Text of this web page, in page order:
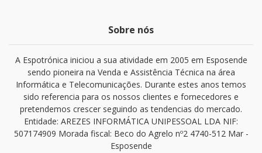
Sobre nós
A Espotrónica iniciou a sua atividade em 2005 em Esposende
sendo pioneira na Venda e Assistência Técnica na área
Informática e Telecomunicações. Durante estes anos temos
sido referencia para os nossos clientes e fornecedores e
pretendemos crescer seguindo as tendencias do mercado.
Entidade: AREZES INFORMÁTICA UNIPESSOAL LDA NIF:
507174909 Morada fiscal: Beco do Agrelo nº2 4740-512 Mar -
Esposende